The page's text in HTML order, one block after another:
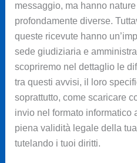
messaggio, ma hanno
profondamente diverse.
queste ricevute hanno
sede giudiziaria e
scopriremo nel dettaglio le
tra questi avvisi, il loro
soprattutto, come scaricare
invio nel formato informatico
piena validità legale della
tutelando i tuoi diritti.